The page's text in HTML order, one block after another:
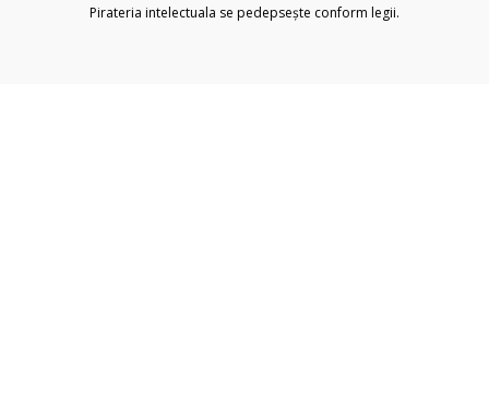
Pirateria intelectuala se pedepsește conform legii.